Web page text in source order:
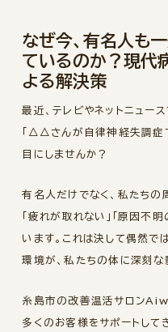
なぜ今、有名人も
ているのか？現代
よる解決策
最近、テレビやネットニュー
「△△さんが自律神経失調症
目にしませんか？
有名人だけでなく、私たちの
「疲れが取れない」「原因不
います。これは決して偶然で
環境が、私たちの体に深刻な
糸島市の改善温活サロン
多くのお客様をサポートして